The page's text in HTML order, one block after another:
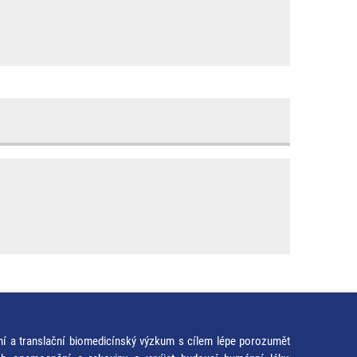
a translační biomedicínský výzkum s cílem lépe porozumět